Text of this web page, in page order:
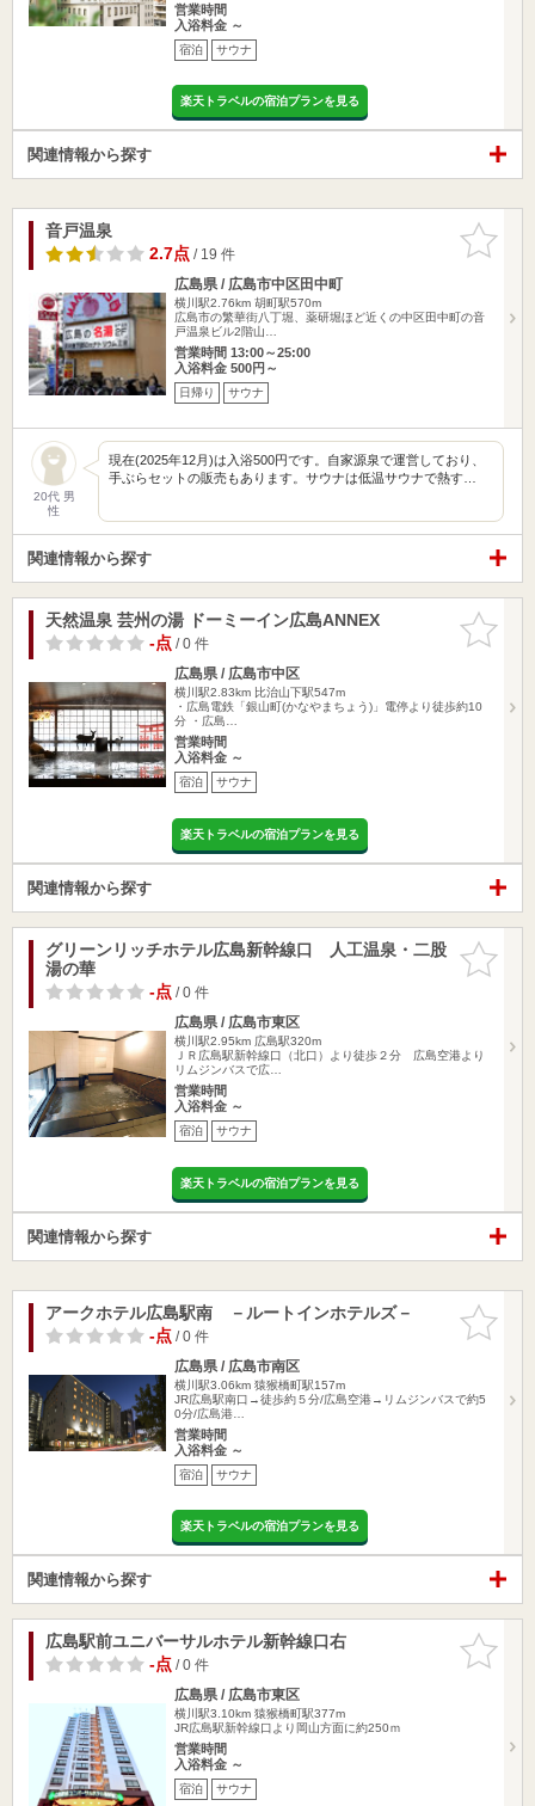
営業時間
入浴料金 ～
宿泊 サウナ
楽天トラベルの宿泊プランを見る
関連情報から探す
お気に入
りに追加
音戸温泉
2.7点/ 19 件
広島県 / 広島市中区田中町
横川駅2.76km 胡町駅570m
広島市の繁華街八丁堀、薬研堀ほど近くの中区田中町の音
戸温泉ビル2階山…
営業時間 13:00～25:00
入浴料金 500円～
日帰り サウナ
20代 男
性
現在(2025年12月)は入浴500円です。自家源泉で運営しており、
手ぶらセットの販売もあります。サウナは低温サウナで熱す…
関連情報から探す
お気に入
りに追加
天然温泉 芸州の湯 ドーミーイン広島ANNEX
-点/ 0 件
広島県 / 広島市中区
横川駅2.83km 比治山下駅547m
・広島電鉄「銀山町(かなやまちょう)」電停より徒歩約10
分 ・広島…
営業時間
入浴料金 ～
宿泊 サウナ
楽天トラベルの宿泊プランを見る
関連情報から探す
お気に入
りに追加
グリーンリッチホテル広島新幹線口 人工温泉・二股
湯の華
-点/ 0 件
広島県 / 広島市東区
横川駅2.95km 広島駅320m
ＪＲ広島駅新幹線口（北口）より徒歩２分 広島空港より
リムジンバスで広…
営業時間
入浴料金 ～
宿泊 サウナ
楽天トラベルの宿泊プランを見る
関連情報から探す
お気に入
りに追加
アークホテル広島駅南 －ルートインホテルズ－
-点/ 0 件
広島県 / 広島市南区
横川駅3.06km 猿猴橋町駅157m
JR広島駅南口→徒歩約５分/広島空港→リムジンバスで約5
0分/広島港…
営業時間
入浴料金 ～
宿泊 サウナ
楽天トラベルの宿泊プランを見る
関連情報から探す
お気に入
りに追加
広島駅前ユニバーサルホテル新幹線口右
-点/ 0 件
広島県 / 広島市東区
横川駅3.10km 猿猴橋町駅377m
JR広島駅新幹線口より岡山方面に約250ｍ
営業時間
入浴料金 ～
宿泊 サウナ